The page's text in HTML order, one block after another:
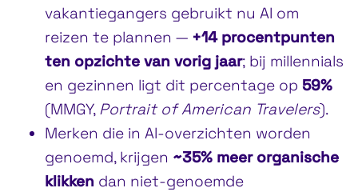
vakantiegangers gebruikt nu AI om
reizen te plannen — +14 procentpunten
ten opzichte van vorig jaar; bij millennials
en gezinnen ligt dit percentage op 59%
(MMGY, Portrait of American Travelers).
Merken die in AI-overzichten worden
genoemd, krijgen ~35% meer organische
klikken dan niet-genoemde